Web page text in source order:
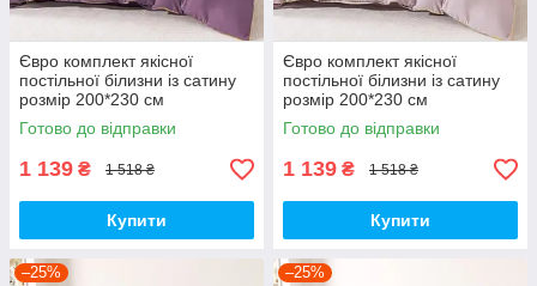
Євро комплект якісної
постільної білизни із сатину
розмір 200*230 см
Готово до відправки
1 139 ₴ 1 518 ₴
Купити
Євро комплект якісної
постільної білизни із сатину
розмір 200*230 см
Готово до відправки
1 139 ₴ 1 518 ₴
Купити
–25% –25%